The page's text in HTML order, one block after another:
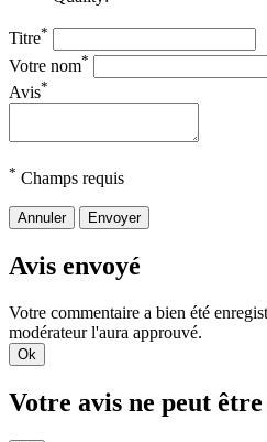
Titre*
Votre nom*
Avis*
* Champs requis
Annuler Envoyer
Avis envoyé
Votre commentaire a bien été
modérateur l'aura approuvé.
Ok
Votre avis ne peut être